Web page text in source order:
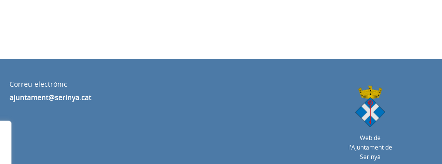
Correu electrònic
ajuntament@serinya.cat
Web de
l'Ajuntament de
Serinyà